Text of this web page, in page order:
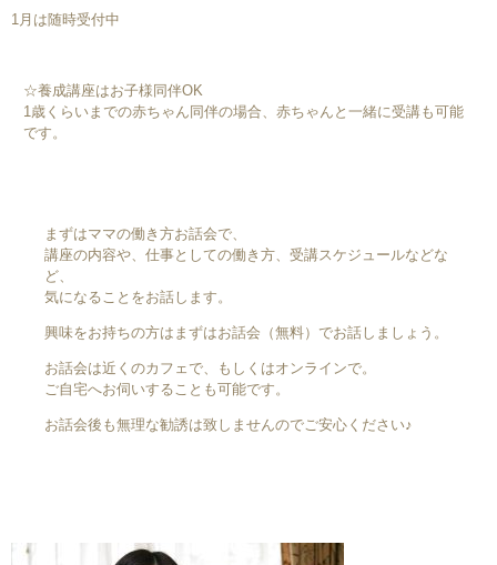
1月は随時受付中
☆養成講座はお子様同伴OK
1歳くらいまでの赤ちゃん同伴の場合、赤ちゃんと一緒に受講も可能
です。
まずはママの働き方お話会で、
講座の内容や、仕事としての働き方、受講スケジュールなどな
ど、
気になることをお話します。
興味をお持ちの方はまずはお話会（無料）でお話しましょう。
お話会は近くのカフェで、もしくはオンラインで。
ご自宅へお伺いすることも可能です。
お話会後も無理な勧誘は致しませんのでご安心ください♪